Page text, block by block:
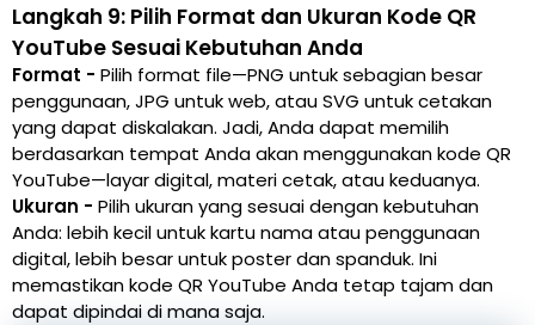
Langkah 9: Pilih Format dan Ukuran Kode QR
YouTube Sesuai Kebutuhan Anda
Format - Pilih format file—PNG untuk sebagian besar
penggunaan, JPG untuk web, atau SVG untuk cetakan
yang dapat diskalakan. Jadi, Anda dapat memilih
berdasarkan tempat Anda akan menggunakan kode QR
YouTube—layar digital, materi cetak, atau keduanya.
Ukuran - Pilih ukuran yang sesuai dengan kebutuhan
Anda: lebih kecil untuk kartu nama atau penggunaan
digital, lebih besar untuk poster dan spanduk. Ini
memastikan kode QR YouTube Anda tetap tajam dan
dapat dipindai di mana saja.